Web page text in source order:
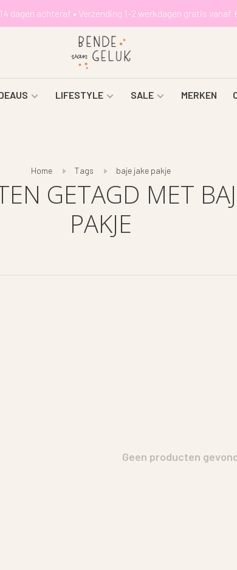
dagen achteraf • Verzending 1-2 werkdagen gratis vanaf
LIFESTYLE SALE MERKEN
Home Tags baje jake pakje
GETAGD MET
PAKJE
Geen producten